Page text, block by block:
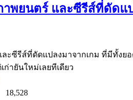
าพยนตร์ และซีรีส์ที่ดัดแ
ะซีรีส์ที่ดัดแปลงมาจากเกม ที่มีทั้งย
ายันใหม่เลยทีเดียว
18,528